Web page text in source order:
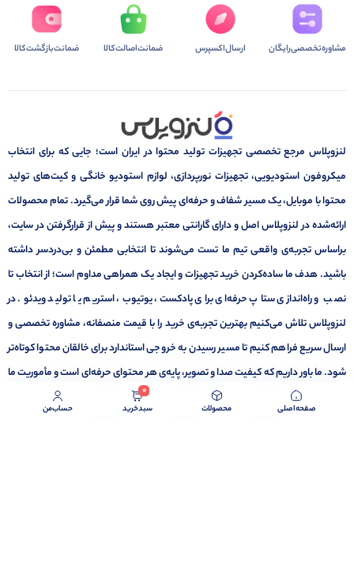
مشاوره‌تخصصی‌رایگان ارسال‌اکسپرس ضمانت‌اصالت‌کالا ضمانت‌بازگشت‌کالا
لنزوپلاس مرجع تخصصی تجهیزات تولید محتوا در ایران است؛ جایی که برای انتخاب
میکروفون استودیویی، تجهیزات نورپردازی، لوازم استودیو خانگی و کیت‌های تولید
محتوا با موبایل، یک مسیر شفاف و حرفه‌ای پیش روی شما قرار می‌گیرد. تمام محصولات
ارائه‌شده در لنزوپلاس اصل و دارای گارانتی معتبر هستند و پیش از قرارگرفتن در سایت،
براساس تجربه‌ی واقعی تیم ما تست می‌شوند تا انتخابی مطمئن و بی‌دردسر داشته
باشید. هدف ما ساده‌کردن خرید تجهیزات و ایجاد یک همراهی مداوم است؛ از انتخاب تا
نصب و راه‌اندازی ستاپ حرفه‌ای برای پادکست، یوتیوب، استریم یا تولید ویدئو. در
لنزوپلاس تلاش می‌کنیم بهترین تجربه‌ی خرید را با قیمت منصفانه، مشاوره تخصصی و
ارسال سریع فراهم کنیم تا مسیر رسیدن به خروجی استاندارد برای خالقان محتوا کوتاه‌تر
شود. ما باور داریم که کیفیت صدا و تصویر، پایه‌ی هر محتوای حرفه‌ای است و مأموریت ما
کمک به ساخت همین کیفیت است.
صفحه‌اصلی محصولات
0
سبد‌خرید حساب‌من